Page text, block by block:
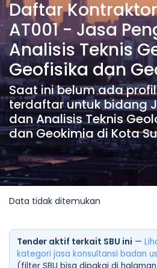
Daftar
AT001 - Jasa
Analisis Teknis
Geofisika dan
Saat ini belum ada
terdaftar untuk bidang
dan Analisis Teknis
dan Geokimia di Kota
Data tidak ditemukan
Tender aktif terkait SBU ini —
kategori jasa konsultansi badan